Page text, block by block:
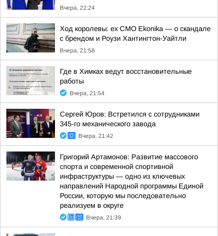
Вчера, 22:24
Ход королевы: ex CMO Ekonika — о скандале
с брендом и Роузи Хантингтон-Уайтли
Вчера, 21:58
Где в Химках ведут восстановительные
работы
Вчера, 21:54
Сергей Юров: Встретился с сотрудниками
345-го механического завода
Вчера, 21:42
Григорий Артамонов: Развитие массового
спорта и современной спортивной
инфраструктуры — одно из ключевых
направлений Народной программы Единой
России, которую мы последовательно
реализуем в округе
Вчера, 21:39